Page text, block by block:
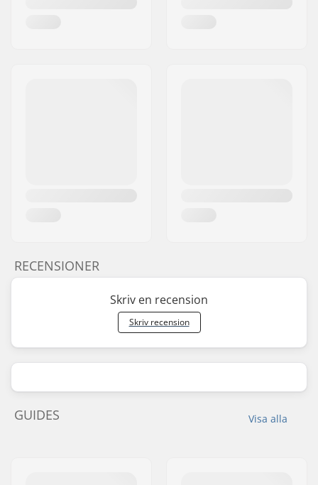
RECENSIONER
Skriv en recension
Skriv recension
Visa alla
GUIDES